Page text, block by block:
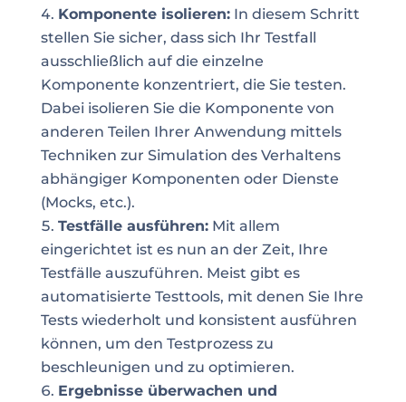
Komponente isolieren:In diesem Schritt
stellen Sie sicher, dass sich Ihr Testfall
ausschließlich auf die einzelne
Komponente konzentriert, die Sie testen.
Dabei isolieren Sie die Komponente von
anderen Teilen Ihrer Anwendung mittels
Techniken zur Simulation des Verhaltens
abhängiger Komponenten oder Dienste
(Mocks, etc.).
Testfälle ausführen:Mit allem
eingerichtet ist es nun an der Zeit, Ihre
Testfälle auszuführen. Meist gibt es
automatisierte Testtools, mit denen Sie Ihre
Tests wiederholt und konsistent ausführen
können, um den Testprozess zu
beschleunigen und zu optimieren.
Ergebnisse überwachen und